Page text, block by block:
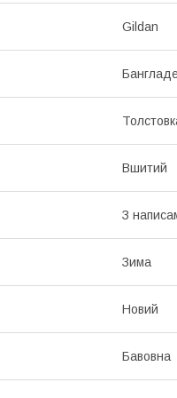
Gildan
Вшитий
З
Зима
Новий
Бавовна